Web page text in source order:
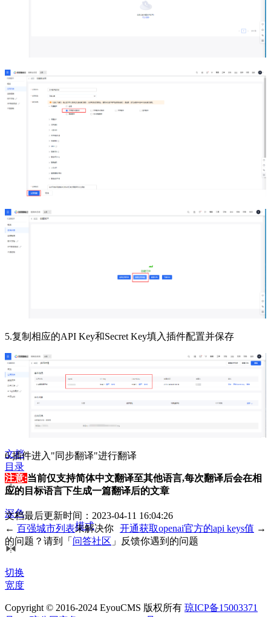
5.复制相应的API Key和Secret Key填入插件配置并保存
6.插件进入"同步翻译"进行翻译
注意:当前仅支持简体中文翻译至其他语言,每次翻译后会在相
应的目标语言下生成一篇翻译后的文章
文档最后更新时间：2023-04-11 16:04:26
← 百强城市列表 开通获取openai官方的api keys值 →
未解决你
的问题？请到「 问答社区 」反馈你遇到的问题
文档
目录
深色
模式
切换
宽度
Copyright © 2016-2024 EyouCMS 版权所有 琼ICP备15003371